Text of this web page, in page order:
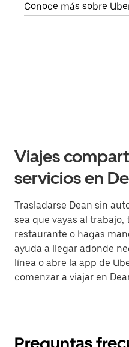
Conoce más sobre
Viajes
servicios en
Trasladarse Dean sin
sea que vayas al
restaurante o hagas
ayuda a llegar adonde
línea o abre la app de
comenzar a viajar en